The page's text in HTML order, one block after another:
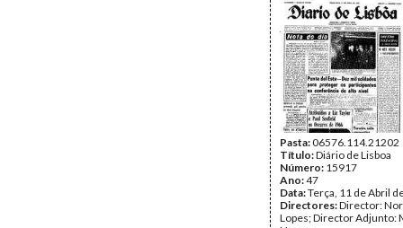
Pasta:06576.114.21202
Título:Diário de Lisboa
Número: 15917
Ano:47
Data:Terça, 11 de Abril
Directores:Director:
Lopes; Director Adjunto: